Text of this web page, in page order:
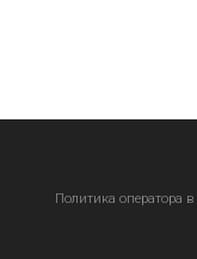
Политика оператора